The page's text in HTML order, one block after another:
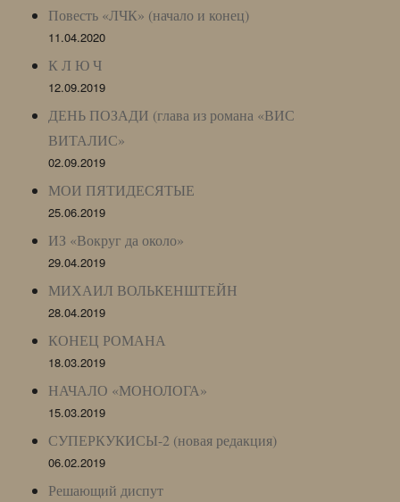
Повесть «ЛЧК» (начало и конец)
11.04.2020
К Л Ю Ч
12.09.2019
ДЕНЬ ПОЗАДИ (глава из романа «ВИС
ВИТАЛИС»
02.09.2019
МОИ ПЯТИДЕСЯТЫЕ
25.06.2019
ИЗ «Вокруг да около»
29.04.2019
МИХАИЛ ВОЛЬКЕНШТЕЙН
28.04.2019
КОНЕЦ РОМАНА
18.03.2019
НАЧАЛО «МОНОЛОГА»
15.03.2019
СУПЕРКУКИСЫ-2 (новая редакция)
06.02.2019
Решающий диспут